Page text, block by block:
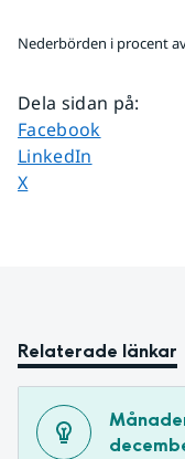
Nederbörden i procent
Dela sidan på:
Dela sidan på
Facebook
Dela sidan på
LinkedIn
Dela sidan på
X
Relaterade länkar